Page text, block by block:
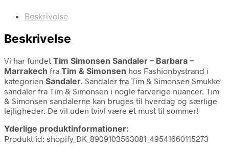
Beskrivelse
Beskrivelse
Vi har fundet Tim Simonsen Sandaler – Barbara –
Marrakech fra Tim & Simonsen hos Fashionbystrand i
kategorien Sandaler. Sandaler fra Tim & Simonsen Smukke
sandaler fra Tim & Simonsen i nogle farverige nuancer. Tim
& Simonsen sandalerne kan bruges til hverdag og særlige
lejligheder. De vil uden tvivl være et must til sommer!
Yderlige produktinformationer:
Produkt id: shopify_DK_8909103563081_49541660115273